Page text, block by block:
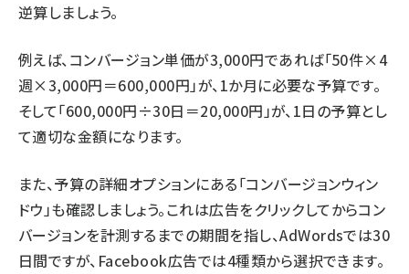
逆算しましょう。
例えば、コンバージョン単価が3,000円であれば「50件×4
週×3,000円＝600,000円」が、1か月に必要な予算です。
そして「600,000円÷30日＝20,000円」が、1日の予算とし
て適切な金額になります。
また、予算の詳細オプションにある「コンバージョンウィン
ドウ」も確認しましょう。これは広告をクリックしてからコン
バージョンを計測するまでの期間を指し、AdWordsでは30
日間ですが、Facebook広告では4種類から選択できます。